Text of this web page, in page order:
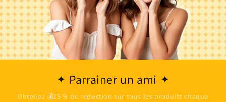
Parrainer un ami
Obtenez 💰15 % de réduction sur tous les produits chaque